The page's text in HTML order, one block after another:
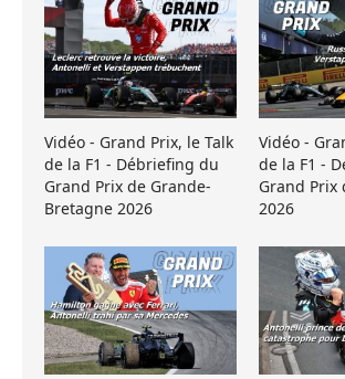
Vidéo - Grand Prix, le Talk
de la F1 - Débriefing du
Grand Prix de Grande-
Bretagne 2026
Vidéo -
de la F1 -
Grand Prix
2026